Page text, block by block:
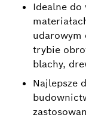
Idealne
udarowym
trybie
blachy,
Najlepsze